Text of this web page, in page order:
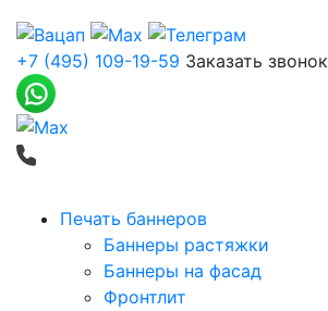
+7 (495) 109-19-59 Заказать звонок
Печать баннеров
Баннеры растяжки
Баннеры на фасад
Фронтлит